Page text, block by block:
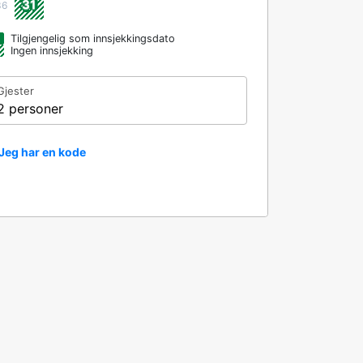
31
Tilgjengelig som innsjekkingsdato
Ingen innsjekking
personer
har en kode